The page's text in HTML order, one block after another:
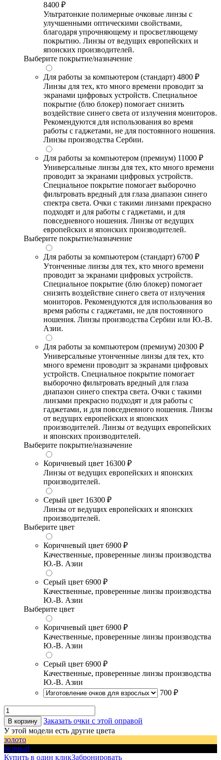
8400 ₽
Ультратонкие полимерные очковые линзы с
улучшенными оптическими свойствами,
благодаря упрочняющему и просветляющему
покрытию. Линзы от ведущих европейских и
японских производителей.
Выберите покрытие/назначение
Для работы за компьютером (стандарт) 4800 ₽
Линзы для тех, кто много времени проводит за
экранами цифровых устройств. Специальное
покрытие (блю блокер) помогает снизить
воздействие синего света от излучения мониторов.
Рекомендуются для использования во время
работы с гаджетами, не для постоянного ношения.
Линзы производства Сербии.
Для работы за компьютером (премиум) 11000 ₽
Универсальные линзы для тех, кто много времени
проводит за экранами цифровых устройств.
Специальное покрытие помогает выборочно
фильтровать вредный для глаза диапазон синего
спектра света. Очки с такими линзами прекрасно
подходят и для работы с гаджетами, и для
повседневного ношения. Линзы от ведущих
европейских и японских производителей.
Выберите покрытие/назначение
Для работы за компьютером (стандарт) 6700 ₽
Утонченные линзы для тех, кто много времени
проводит за экранами цифровых устройств.
Специальное покрытие (блю блокер) помогает
снизить воздействие синего света от излучения
мониторов. Рекомендуются для использования во
время работы с гаджетами, не для постоянного
ношения. Линзы производства Сербии или Ю.-В.
Азии.
Для работы за компьютером (премиум) 20300 ₽
Универсальные утонченные линзы для тех, кто
много времени проводит за экранами цифровых
устройств. Специальное покрытие помогает
выборочно фильтровать вредный для глаза
диапазон синего спектра света. Очки с такими
линзами прекрасно подходят и для работы с
гаджетами, и для повседневного ношения. Линзы
от ведущих европейских и японских
производителей. Линзы от ведущих европейских
и японских производителей.
Выберите покрытие/назначение
Коричневый цвет 16300 ₽
Линзы от ведущих европейских и японских
производителей.
Серый цвет 16300 ₽
Линзы от ведущих европейских и японских
производителей.
Выберите цвет
Коричневый цвет 6900 ₽
Качественные, проверенные линзы производства
Ю.-В. Азии
Серый цвет 6900 ₽
Качественные, проверенные линзы производства
Ю.-В. Азии
Выберите цвет
Коричневый цвет 6900 ₽
Качественные, проверенные линзы производства
Ю.-В. Азии
Серый цвет 6900 ₽
Качественные, проверенные линзы производства
Ю.-В. Азии
700 ₽
В корзину
Заказать очки с этой оправой
У этой модели есть другие цвета
золото
черный
Купить в один кликЗабронировать